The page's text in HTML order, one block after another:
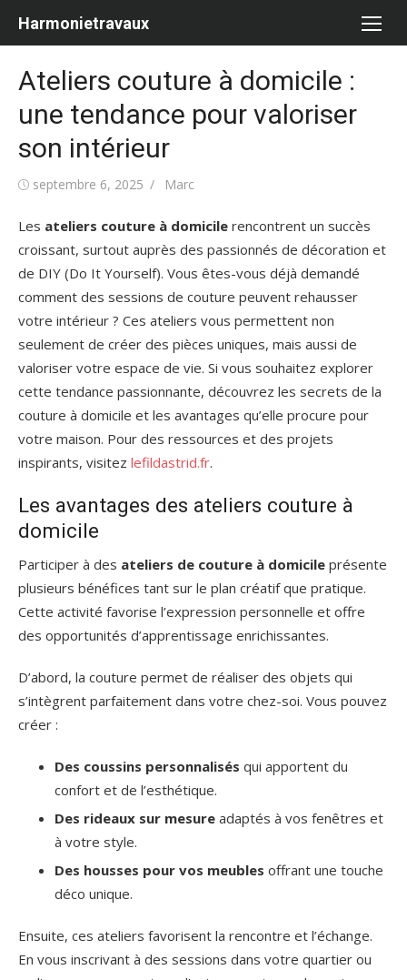
Harmonietravaux
Ateliers couture à domicile :
une tendance pour valoriser
son intérieur
Publiéseptembre 6, 2025 Auteur/autrice
Marc
Les ateliers couture à domicile rencontrent un succès
croissant, surtout auprès des passionnés de décoration et
de DIY (Do It Yourself). Vous êtes-vous déjà demandé
comment des sessions de couture peuvent rehausser
votre intérieur ? Ces ateliers vous permettent non
seulement de créer des pièces uniques, mais aussi de
valoriser votre espace de vie. Si vous souhaitez explorer
cette tendance passionnante, découvrez les secrets de la
couture à domicile et les avantages qu’elle procure pour
votre maison. Pour des ressources et des projets
inspirants, visitez lefildastrid.fr.
Les avantages des ateliers couture à
domicile
Participer à des ateliers de couture à domicile présente
plusieurs bénéfices tant sur le plan créatif que pratique.
Cette activité favorise l’expression personnelle et offre
des opportunités d’apprentissage enrichissantes.
D’abord, la couture permet de réaliser des objets qui
s’intègrent parfaitement dans votre chez-soi. Vous pouvez
créer :
Des coussins personnalisés qui apportent du
confort et de l’esthétique.
Des rideaux sur mesure adaptés à vos fenêtres et
à votre style.
Des housses pour vos meubles offrant une touche
déco unique.
Ensuite, ces ateliers favorisent la rencontre et l’échange.
En vous inscrivant à des sessions dans votre quartier ou